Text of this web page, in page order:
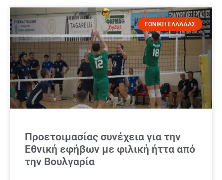
ΕΘΝΙΚΗ ΕΛΛΑΔΑΣ
Προετοιμασίας συνέχεια για την
Εθνική εφήβων με φιλική ήττα από
την Βουλγαρία